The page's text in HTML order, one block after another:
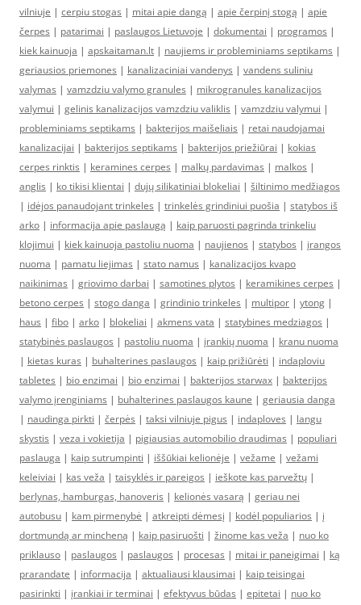
vilniuje | cerpiu stogas | mitai apie dangą | apie čerpinį stogą | apie
čerpes | patarimai | paslaugos Lietuvoje | dokumentai | programos |
kiek kainuoja | apskaitaman.lt | naujiems ir probleminiams septikams |
geriausios priemones | kanalizaciniai vandenys | vandens suliniu
valymas | vamzdziu valymo granules | mikrogranules kanalizacijos
valymui | gelinis kanalizacijos vamzdziu valiklis | vamzdziu valymui |
probleminiams septikams | bakterijos maišeliais | retai naudojamai
kanalizacijai | bakterijos septikams | bakterijos priežiūrai | kokias
cerpes rinktis | keramines cerpes | malkų pardavimas | malkos |
anglis | ko tikisi klientai | dujų silikatiniai blokeliai | šiltinimo medžiagos
| idėjos panaudojant trinkeles | trinkelės grindiniui puošia | statybos iš
arko | informacija apie paslaugą | kaip paruosti pagrinda trinkeliu
klojimui | kiek kainuoja pastoliu nuoma | naujienos | statybos | įrangos
nuoma | pamatu liejimas | stato namus | kanalizacijos kvapo
naikinimas | griovimo darbai | samotines plytos | keramikines cerpes |
betono cerpes | stogo danga | grindinio trinkeles | multipor | ytong |
haus | fibo | arko | blokeliai | akmens vata | statybines medziagos |
statybinės paslaugos | pastoliu nuoma | įrankių nuoma | kranu nuoma
| kietas kuras | buhalterines paslaugos | kaip prižiūrėti | indaploviu
tabletes | bio enzimai | bio enzimai | bakterijos starwax | bakterijos
valymo įrenginiams | buhalterines paslaugos kaune | geriausia danga
| naudinga pirkti | čerpės | taksi vilniuje pigus | indaploves | langu
skystis | veza i vokietija | pigiausias automobilio draudimas | populiari
paslauga | kaip sutrumpinti | iššūkiai kelionėje | vežame | vežami
keleiviai | kas veža | taisyklės ir pareigos | ieškote kas parvežtų |
berlynas, hamburgas, hanoveris | kelionės vasarą | geriau nei
autobusu | kam pirmenybė | atkreipti dėmesį | kodėl populiarios | į
dortmundą ar mincheną | kaip pasiruošti | žinome kas veža | nuo ko
priklauso | paslaugos | paslaugos | procesas | mitai ir paneigimai | ką
prarandate | informacija | aktualiausi klausimai | kaip teisingai
pasirinkti | įrankiai ir terminai | efektyvus būdas | epitetai | nuo ko